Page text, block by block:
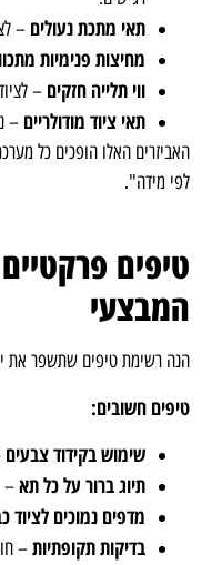
תאי מתכת נעולים –
מחיצות פנימיות
ווי תלייה חזקים –
תאי ציוד מודולריים –
האביזרים האלו הופכים כל
לפי מידה".
טיפים
המבצעי
הנה רשימת טיפים שתשפר את
טיפים חשובים:
שימוש בקידוד צבעים
תיוג ברור על כל תא–
מדפים נמוכים לציוד
בדיקות תקופתיות–